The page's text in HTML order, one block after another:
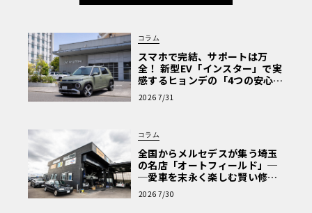
コラム
スマホで完結、サポートは万
全！ 新型EV「インスター」で実
感するヒョンデの「4つの安心」
【第1回・ヒョンデ6つの疑問：
Why? Hyundai?】〈PR〉
2026 7/31
コラム
全国からメルセデスが集う埼玉
の名店「オートフィールド」─
─愛車を末永く楽しむ賢い修理
術と、プロがフックス製オイル
を選ぶ理由〈PR〉
2026 7/30